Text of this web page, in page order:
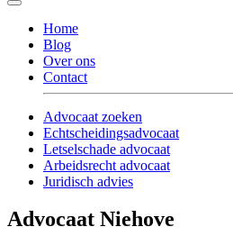
Home
Blog
Over ons
Contact
Advocaat zoeken
Echtscheidingsadvocaat
Letselschade advocaat
Arbeidsrecht advocaat
Juridisch advies
Advocaat Niehove